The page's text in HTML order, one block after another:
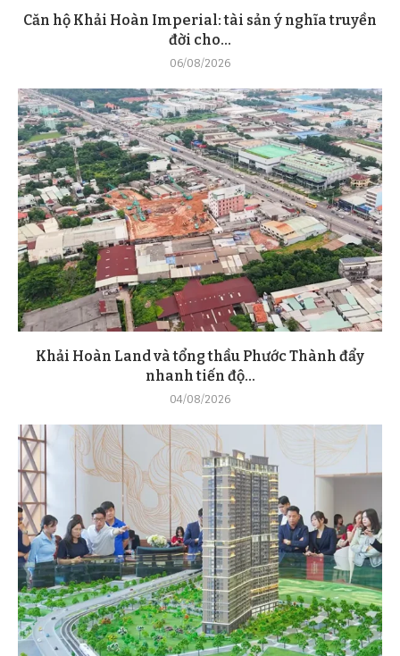
Căn hộ Khải Hoàn Imperial: tài sản ý nghĩa truyền
đời cho...
06/08/2026
Khải Hoàn Land và tổng thầu Phước Thành đẩy
nhanh tiến độ...
04/08/2026